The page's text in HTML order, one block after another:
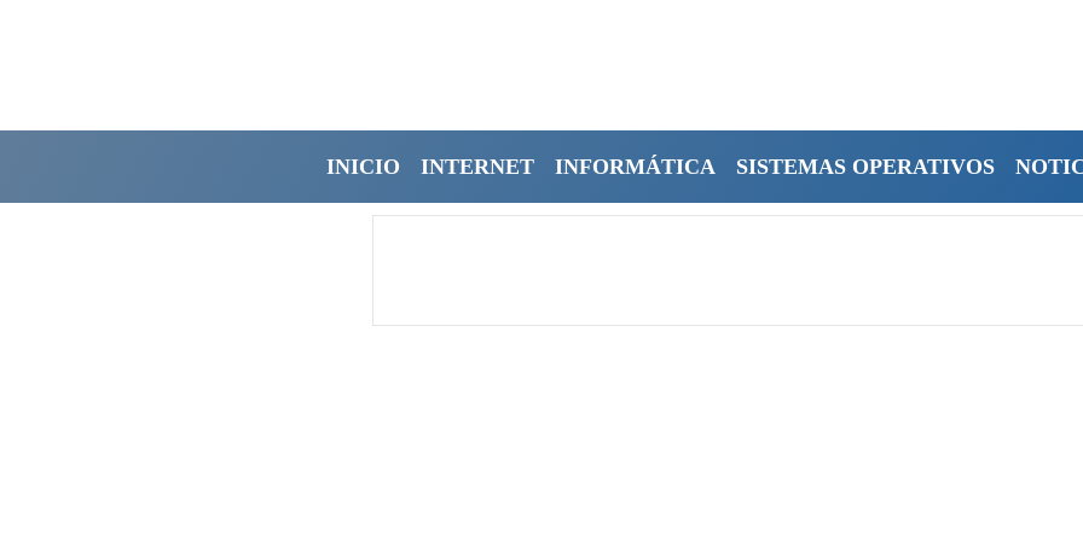
INICIO INTERNET INFORMÁTICA SISTEMAS OPERATIVOS